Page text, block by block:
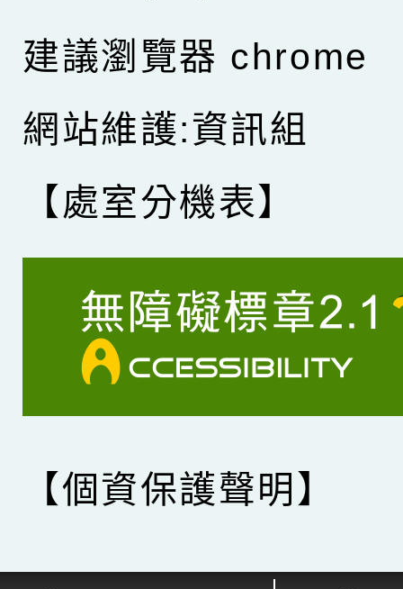
建議瀏覽器 chrome
網站維護:資訊組
【處室分機表】
【個資保護聲明】